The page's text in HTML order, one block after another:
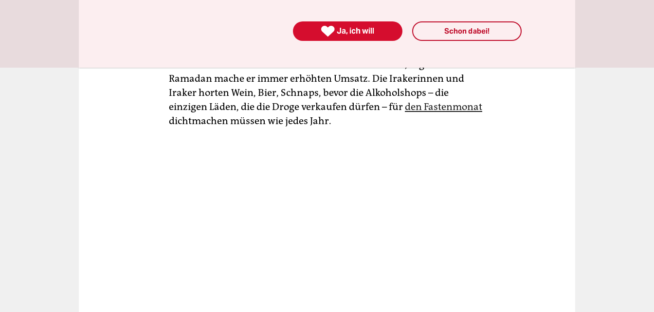
Hühnchen essend, mit leuchtend grünen Augen und gestyltem
langem Bart Elias, der seinen echten Namen nicht veröffentlicht sehen
Ramadan mache er immer erhöhten Umsatz. Die Irakerinnen und
Iraker horten Wein, Bier, Schnaps, bevor die Alkoholshops – die
einzigen Läden, die die Droge verkaufen dürfen – fürden Fastenmonat
dichtmachen müssen wie jedes Jahr.
 Ja, ich will Schon dabei!